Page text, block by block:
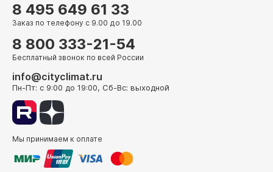
8 495 649 61 33
Заказ по телефону с 9.00 до 19.00
8 800 333-21-54
Бесплатный звонок по всей России
info@cityclimat.ru
Пн-Пт: с 9:00 до 19:00, Сб-Вс: выходной
Мы принимаем к оплате